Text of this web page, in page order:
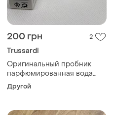
200 грн 2
Trussardi
Оригинальный пробник
парфюмированная вода
clary sage edizione
millesimata trussardi
Другой